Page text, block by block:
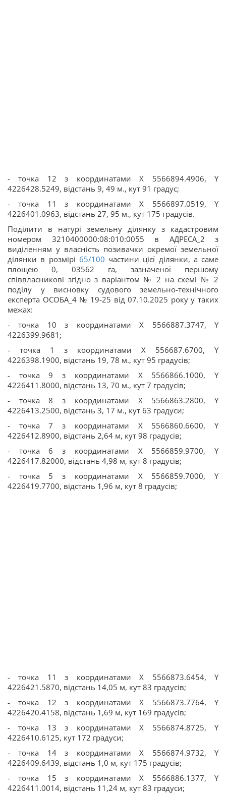
- точка 12 з координатами Х 5566894.4906, Y
4226428.5249, відстань 9, 49 м., кут 91 градус;
- точка 11 з координатами Х 5566897.0519, Y
4226401.0963, відстань 27, 95 м., кут 175 градусів.
Поділити в натурі земельну ділянку з кадастровим
номером 3210400000:08:010:0055 в АДРЕСА_2 з
виділенням у власність позивачки окремої земельної
ділянки в розмірі 65/100 частини цієї ділянки, а саме
площею 0, 03562 га, зазначеної першому
співвласникові згідно з варіантом № 2 на схемі № 2
поділу у висновку судового земельно-технічного
експерта ОСОБА_4 № 19-25 від 07.10.2025 року у таких
межах:
- точка 10 з координатами Х 5566887.3747, Y
4226399.9681;
- точка 1 з координатами Х 556687.6700, Y
4226398.1900, відстань 19, 78 м., кут 95 градусів;
- точка 9 з координатами Х 5566866.1000, Y
4226411.8000, відстань 13, 70 м., кут 7 градусів;
- точка 8 з координатами Х 5566863.2800, Y
4226413.2500, відстань 3, 17 м., кут 63 градуси;
- точка 7 з координатами Х 5566860.6600, Y
4226412.8900, відстань 2,64 м, кут 98 градусів;
- точка 6 з координатами Х 5566859.9700, Y
4226417.82000, відстань 4,98 м, кут 8 градусів;
- точка 5 з координатами Х 5566859.7000, Y
4226419.7700, відстань 1,96 м, кут 8 градусів;
- точка 11 з координатами Х 5566873.6454, Y
4226421.5870, відстань 14,05 м, кут 83 градусів;
- точка 12 з координатами Х 5566873.7764, Y
4226420.4158, відстань 1,69 м, кут 169 градусів;
- точка 13 з координатами Х 5566874.8725, Y
4226410.6125, кут 172 градуси;
- точка 14 з координатами Х 5566874.9732, Y
4226409.6439, відстань 1,0 м, кут 175 градусів;
- точка 15 з координатами Х 5566886.1377, Y
4226411.0014, відстань 11,24 м, кут 83 градуси;